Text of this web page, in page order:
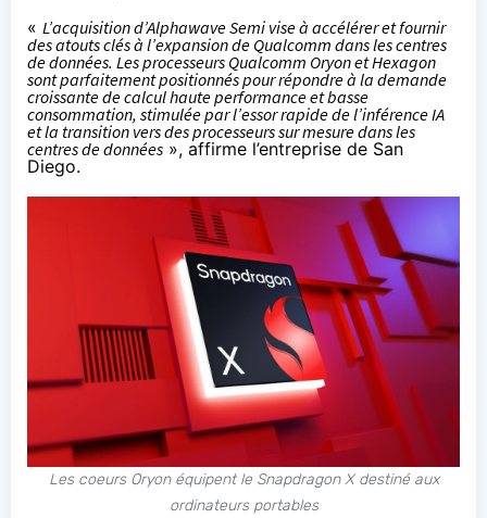
« L’acquisition d’Alphawave Semi vise à accélérer et fournir
des atouts clés à l’expansion de Qualcomm dans les centres
de données. Les processeurs Qualcomm Oryonet Hexagon
sont parfaitement positionnés pour répondre à la demande
croissante de calcul haute performance et basse
consommation, stimulée par l’essor rapide de l’inférence IA
et la transition vers des processeurs sur mesure dans les
centres de données », affirme l’entreprise de San
Diego.
Les coeurs Oryon équipent le Snapdragon X destiné aux
ordinateurs portables